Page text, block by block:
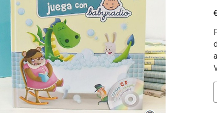
€